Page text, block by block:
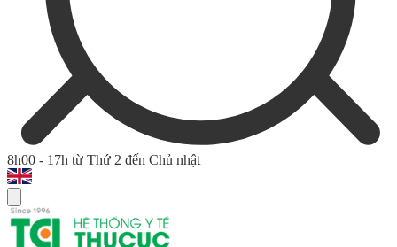
8h00 - 17h từ Thứ 2 đến Chủ nhật